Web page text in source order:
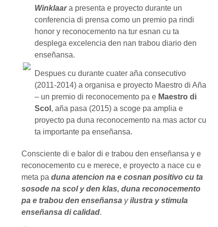
Winklaar a presenta e proyecto durante un
conferencia di prensa como un premio pa rindi
honor y reconocemento na tur esnan cu ta
desplega excelencia den nan trabou diario den
enseñansa.
Despues cu durante cuater aña consecutivo
(2011-2014) a organisa e proyecto Maestro di Aña
– un premio di reconocemento pa e Maestro di
Scol , aña pasa (2015) a scoge pa amplia e
proyecto pa duna reconocemento na mas actor cu
ta importante pa enseñansa.
Consciente di e balor di e trabou den enseñansa y e
reconocemento cu e merece, e proyecto a nace cu e
meta pa duna atencion na e cosnan positivo cu ta
sosode na scol y den klas, duna reconocemento
pa e trabou den enseñansa y ilustra y stimula
enseñansa di calidad.